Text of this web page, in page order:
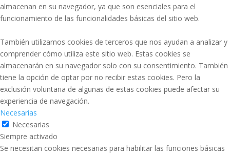
almacenan en su navegador, ya que son esenciales para el
funcionamiento de las funcionalidades básicas del sitio web.
También utilizamos cookies de terceros que nos ayudan a analizar y
comprender cómo utiliza este sitio web. Estas cookies se
almacenarán en su navegador solo con su consentimiento. También
tiene la opción de optar por no recibir estas cookies. Pero la
exclusión voluntaria de algunas de estas cookies puede afectar su
experiencia de navegación.
Necesarias
Necesarias
Siempre activado
Se necesitan cookies necesarias para habilitar las funciones básicas